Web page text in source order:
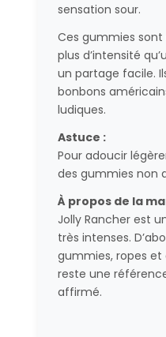
sensation sour.
Ces gummies
plus d’intensité
un partage facile.
bonbons
ludiques.
Astuce :
Pour adoucir
des gummies non
À propos de la
Jolly Rancher est
très intenses.
gummies, ropes et
reste une
affirmé.